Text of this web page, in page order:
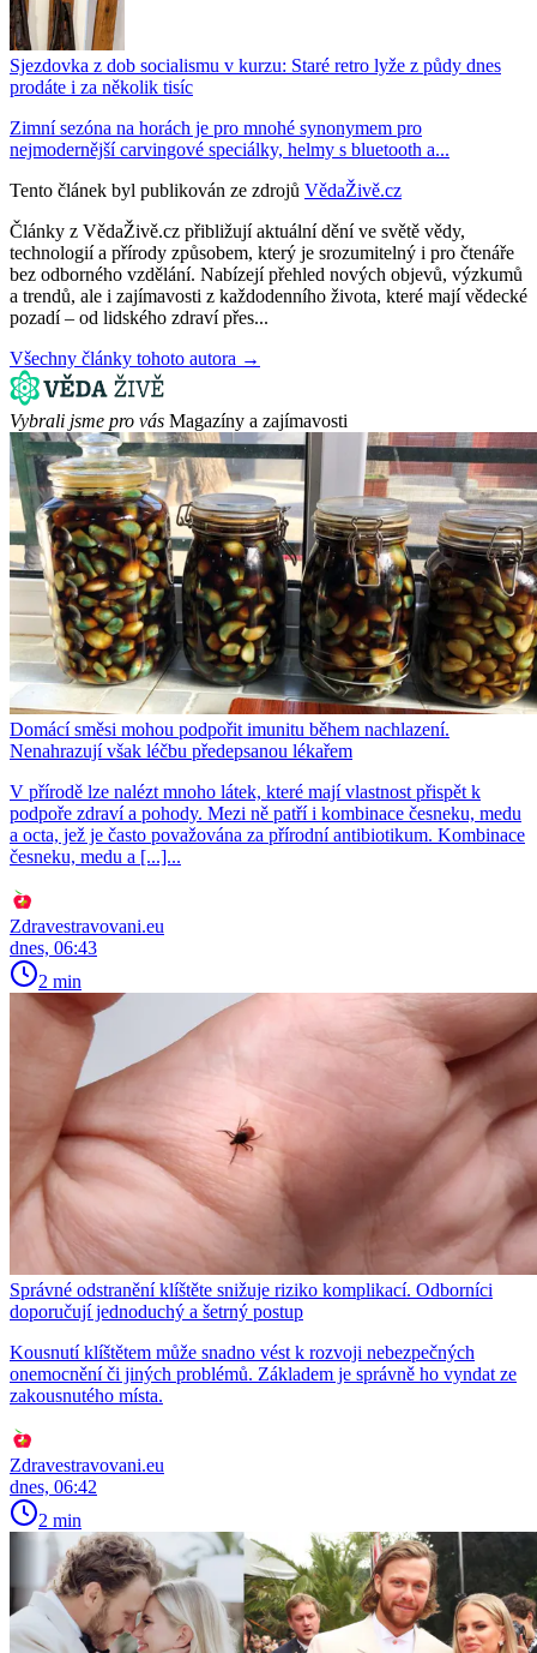
Sjezdovka z dob socialismu v kurzu: Staré retro lyže z půdy dnes
prodáte i za několik tisíc
Zimní sezóna na horách je pro mnohé synonymem pro
nejmodernější carvingové speciálky, helmy s bluetooth a...
Tento článek byl publikován ze zdrojů VědaŽivě.cz
Články z VědaŽivě.cz přibližují aktuální dění ve světě vědy,
technologií a přírody způsobem, který je srozumitelný i pro čtenáře
bez odborného vzdělání. Nabízejí přehled nových objevů, výzkumů
a trendů, ale i zajímavosti z každodenního života, které mají vědecké
pozadí – od lidského zdraví přes...
Všechny články tohoto autora →
Vybrali jsme pro vás Magazíny a zajímavosti
Domácí směsi mohou podpořit imunitu během nachlazení.
Nenahrazují však léčbu předepsanou lékařem
V přírodě lze nalézt mnoho látek, které mají vlastnost přispět k
podpoře zdraví a pohody. Mezi ně patří i kombinace česneku, medu
a octa, jež je často považována za přírodní antibiotikum. Kombinace
česneku, medu a [...]...
Zdravestravovani.eu
dnes, 06:43
2 min
Správné odstranění klíštěte snižuje riziko komplikací. Odborníci
doporučují jednoduchý a šetrný postup
Kousnutí klíštětem může snadno vést k rozvoji nebezpečných
onemocnění či jiných problémů. Základem je správně ho vyndat ze
zakousnutého místa.
Zdravestravovani.eu
dnes, 06:42
2 min